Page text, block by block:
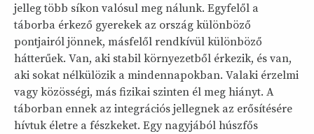
jelleg több síkon valósul meg nálunk. Egyfelől a
táborba érkező gyerekek az ország különböző
pontjairól jönnek, másfelől rendkívül különböző
hátterűek. Van, aki stabil környezetből érkezik, és van,
aki sokat nélkülözik a mindennapokban. Valaki érzelmi
vagy közösségi, más fizikai szinten él meg hiányt. A
táborban ennek az integrációs jellegnek az erősítésére
hívtuk életre a fészkeket. Egy nagyjából húszfős